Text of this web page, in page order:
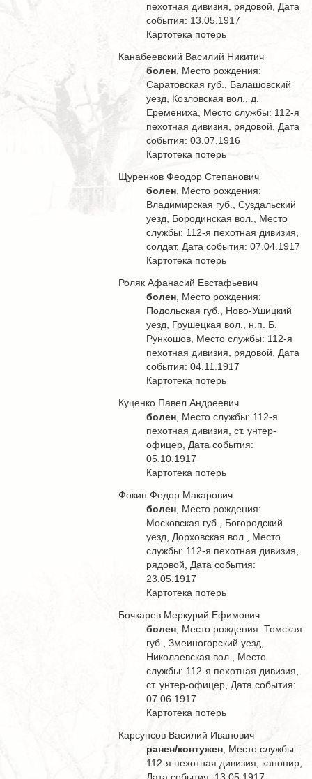
пехотная дивизия, рядовой, Дата
события: 13.05.1917
Картотека потерь
Канабеевский Василий Никитич
болен , Место рождения:
Саратовская губ., Балашовский
уезд, Козловская вол., д.
Еремениха, Место службы: 112-я
пехотная дивизия, рядовой, Дата
события: 03.07.1916
Картотека потерь
Щуренков Феодор Степанович
болен , Место рождения:
Владимирская губ., Суздальский
уезд, Бородинская вол., Место
службы: 112-я пехотная дивизия,
солдат, Дата события: 07.04.1917
Картотека потерь
Роляк Афанасий Евстафьевич
болен , Место рождения:
Подольская губ., Ново-Ушицкий
уезд, Грушецкая вол., н.п. Б.
Рункошов, Место службы: 112-я
пехотная дивизия, рядовой, Дата
события: 04.11.1917
Картотека потерь
Куценко Павел Андреевич
болен , Место службы: 112-я
пехотная дивизия, ст. унтер-
офицер, Дата события:
05.10.1917
Картотека потерь
Фокин Федор Макарович
болен , Место рождения:
Московская губ., Богородский
уезд, Дорховская вол., Место
службы: 112-я пехотная дивизия,
рядовой, Дата события:
23.05.1917
Картотека потерь
Бочкарев Меркурий Ефимович
болен , Место рождения: Томская
губ., Змеиногорский уезд,
Николаевская вол., Место
службы: 112-я пехотная дивизия,
ст. унтер-офицер, Дата события:
07.06.1917
Картотека потерь
Карсунсов Василий Иванович
ранен/контужен , Место службы:
112-я пехотная дивизия, канонир,